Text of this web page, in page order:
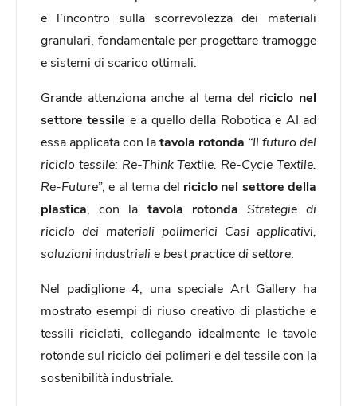
e l’incontro sulla scorrevolezza dei materiali
granulari, fondamentale per progettare tramogge
e sistemi di scarico ottimali.
Grande attenziona anche al tema del riciclo nel
settore tessile e a quello della Robotica e AI ad
essa applicata con latavola rotonda “Il futuro del
riciclo tessile: Re-Think Textile. Re-Cycle Textile.
Re-Future”, e al tema del riciclo nel settore della
plastica , con la tavola rotonda Strategie di
riciclo dei materiali polimerici Casi applicativi,
soluzioni industriali e best practice di settore
Nel padiglione 4, una speciale Art Gallery ha
mostrato esempi di riuso creativo di plastiche e
tessili riciclati, collegando idealmente le tavole
rotonde sul riciclo dei polimeri e del tessile con la
sostenibilità industriale.